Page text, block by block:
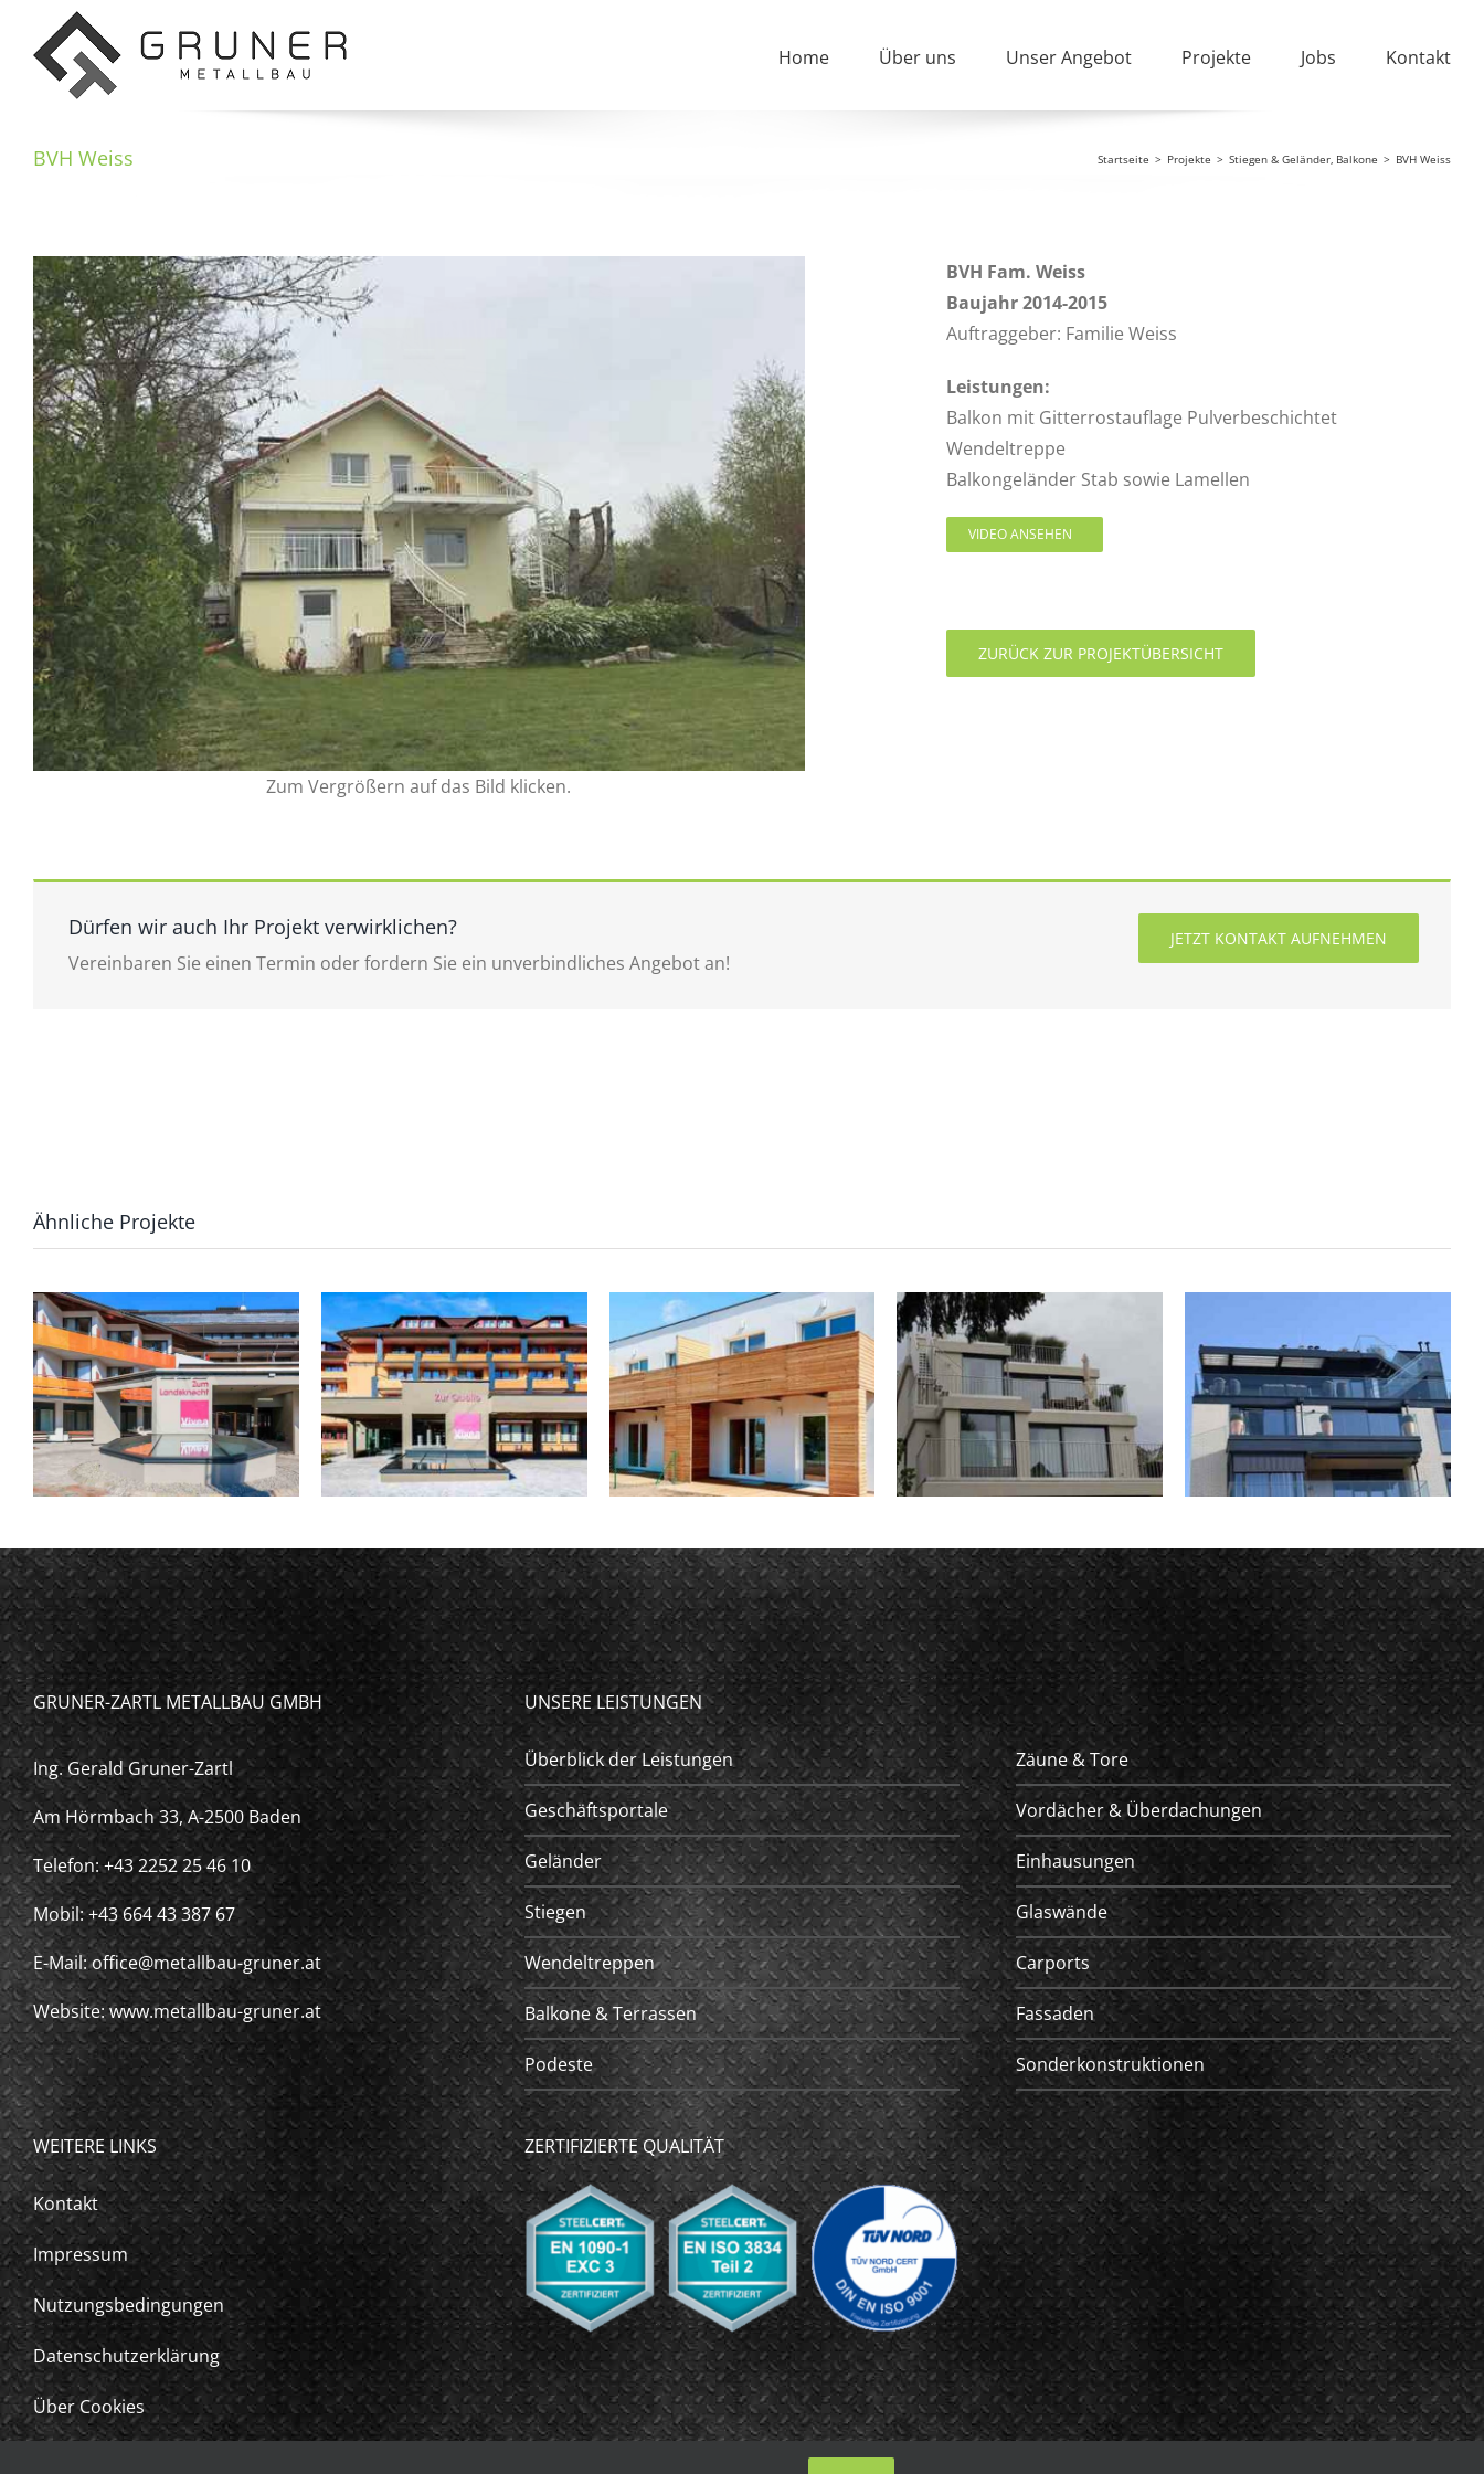
Inhalt
springen
Home Über uns Unser Angebot Projekte Jobs Kontakt
BVH Weiss Startseite Projekte Stiegen & Geländer Balkone BVH Weiss
Zum Vergrößern auf das Bild klicken.
BVH Fam. Weiss
Baujahr 2014-2015
Auftraggeber: Familie Weiss
Leistungen:
Balkon mit Gitterrostauflage Pulverbeschichtet
Wendeltreppe
Balkongeländer Stab sowie Lamellen
VIDEO ANSEHEN
ZURÜCK ZUR PROJEKTÜBERSICHT
JETZT KONTAKT AUFNEHMEN
Dürfen wir auch Ihr Projekt verwirklichen?
Vereinbaren Sie einen Termin oder fordern Sie ein unverbindliches Angebot an!
Ähnliche Projekte
GRUNER-ZARTL METALLBAU GMBH
Ing. Gerald Gruner-Zartl
Am Hörmbach 33, A-2500 Baden
Telefon: +43 2252 25 46 10
Mobil: +43 664 43 387 67
E-Mail: office@metallbau-gruner.at
Website: www.metallbau-gruner.at
UNSERE LEISTUNGEN
Überblick der Leistungen
Geschäftsportale
Geländer
Stiegen
Wendeltreppen
Balkone & Terrassen
Podeste
Zäune & Tore
Vordächer & Überdachungen
Einhausungen
Glaswände
Carports
Fassaden
Sonderkonstruktionen
WEITERE LINKS
Kontakt
Impressum
Nutzungsbedingungen
Datenschutzerklärung
Über Cookies
ZERTIFIZIERTE QUALITÄT